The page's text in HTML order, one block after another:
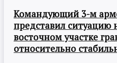
Командующий 3-м
представил ситуацию
восточном участке
относительно